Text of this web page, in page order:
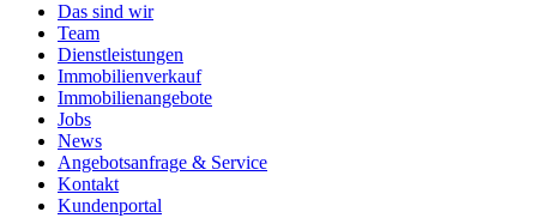
Das sind wir
Team
Dienstleistungen
Immobilienverkauf
Immobilienangebote
Jobs
News
Angebotsanfrage & Service
Kontakt
Kundenportal